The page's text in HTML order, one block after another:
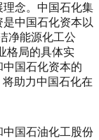
念。中国石化集
中国石化资本以
净能源化工公
格局的具体实
国石化资本的
助力中国石化在
国石油化工股份